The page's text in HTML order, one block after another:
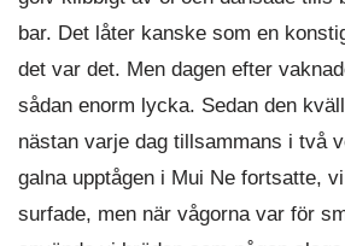
bar. Det låter kanske som en
det var det. Men dagen efter
sådan enorm lycka. Sedan den
nästan varje dag tillsammans i två
galna upptågen i Mui Ne fortsatte,
surfade, men när vågorna var för